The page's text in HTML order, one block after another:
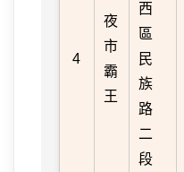
4
夜
市
霸
王
西
區
民
族
路
二
段